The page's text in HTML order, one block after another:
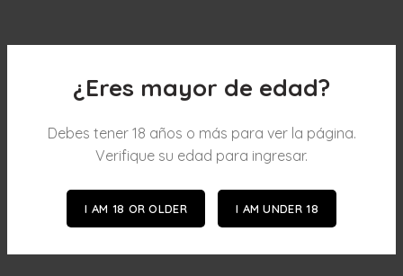
¿Eres mayor de edad?
Debes tener 18 años o más para ver la página.
Verifique su edad para ingresar.
I AM 18 OR OLDER I AM UNDER 18